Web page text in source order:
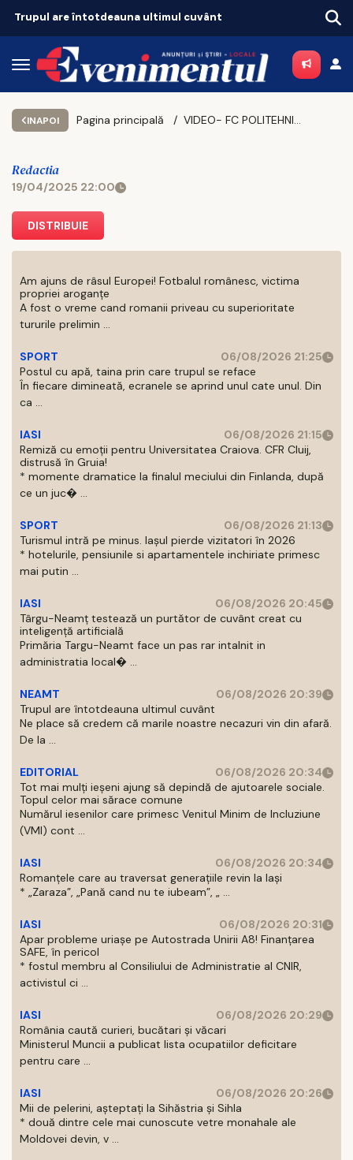
Trupul are întotdeauna ultimul cuvânt
INAPOI Pagina principală VIDEO- FC POLITEHNICA IAȘI Conferința de presă 17.4.2025 Vasile Miriuță
Redactia
19/04/2025 22:00
DISTRIBUIE
Am ajuns de râsul Europei! Fotbalul românesc, victima
propriei aroganțe
A fost o vreme cand romanii priveau cu superioritate
tururile prelimin ...
SPORT
06/08/2026 21:25
Postul cu apă, taina prin care trupul se reface
În fiecare dimineată, ecranele se aprind unul cate unul. Din
ca ...
IASI
06/08/2026 21:15
Remiză cu emoții pentru Universitatea Craiova. CFR Cluij,
distrusă în Gruia!
* momente dramatice la finalul meciului din Finlanda, după
ce un juc� ...
SPORT
06/08/2026 21:13
Turismul intră pe minus. Iașul pierde vizitatori în 2026
* hotelurile, pensiunile si apartamentele inchiriate primesc
mai putin ...
IASI
06/08/2026 20:45
Târgu-Neamț testează un purtător de cuvânt creat cu
inteligență artificială
Primăria Targu-Neamt face un pas rar intalnit in
administratia local� ...
NEAMT
06/08/2026 20:39
Trupul are întotdeauna ultimul cuvânt
Ne place să credem că marile noastre necazuri vin din afară.
De la ...
EDITORIAL
06/08/2026 20:34
Tot mai mulți ieșeni ajung să depindă de ajutoarele sociale.
Topul celor mai sărace comune
Numărul iesenilor care primesc Venitul Minim de Incluziune
(VMI) cont ...
IASI
06/08/2026 20:34
Romanțele care au traversat generațiile revin la Iași
* „Zaraza”, „Pană cand nu te iubeam”, „ ...
IASI
06/08/2026 20:31
Apar probleme uriașe pe Autostrada Unirii A8! Finanțarea
SAFE, în pericol
* fostul membru al Consiliului de Administratie al CNIR,
activistul ci ...
IASI
06/08/2026 20:29
România caută curieri, bucătari și văcari
Ministerul Muncii a publicat lista ocupatiilor deficitare
pentru care ...
IASI
06/08/2026 20:26
Mii de pelerini, așteptați la Sihăstria și Sihla
* două dintre cele mai cunoscute vetre monahale ale
Moldovei devin, v ...